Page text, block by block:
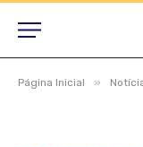
Página Inicial »